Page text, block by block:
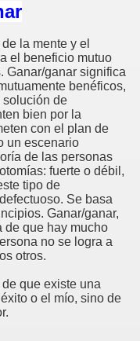
la mente y el
el beneficio mutuo
Ganar/ganar significa
benéficos,
solución de
bien por la
con el plan de
un escenario
de las personas
fuerte o débil,
tipo de
Se basa
Ganar/ganar,
de que hay mucho
no se logra a
otros.
que existe una
o el mío, sino de